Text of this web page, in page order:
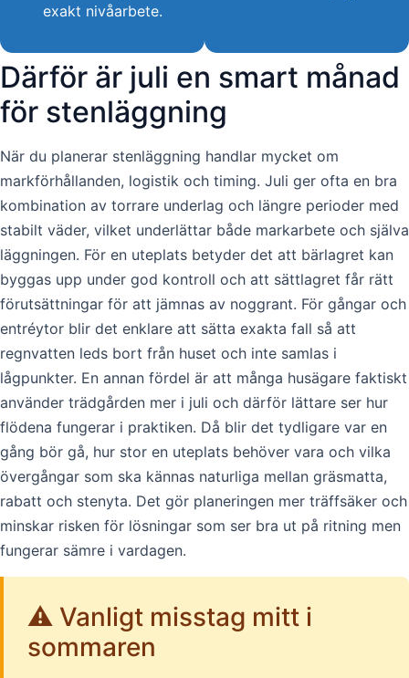
exakt nivåarbete.
Därför är juli en smart månad
för stenläggning
När du planerar stenläggning handlar mycket om
markförhållanden, logistik och timing. Juli ger ofta en bra
kombination av torrare underlag och längre perioder med
stabilt väder, vilket underlättar både markarbete och själva
läggningen. För en uteplats betyder det att bärlagret kan
byggas upp under god kontroll och att sättlagret får rätt
förutsättningar för att jämnas av noggrant. För gångar och
entréytor blir det enklare att sätta exakta fall så att
regnvatten leds bort från huset och inte samlas i
lågpunkter. En annan fördel är att många husägare faktiskt
använder trädgården mer i juli och därför lättare ser hur
flödena fungerar i praktiken. Då blir det tydligare var en
gång bör gå, hur stor en uteplats behöver vara och vilka
övergångar som ska kännas naturliga mellan gräsmatta,
rabatt och stenyta. Det gör planeringen mer träffsäker och
minskar risken för lösningar som ser bra ut på ritning men
fungerar sämre i vardagen.
⚠️ Vanligt misstag mitt i
sommaren